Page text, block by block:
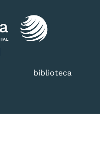
biblioteca